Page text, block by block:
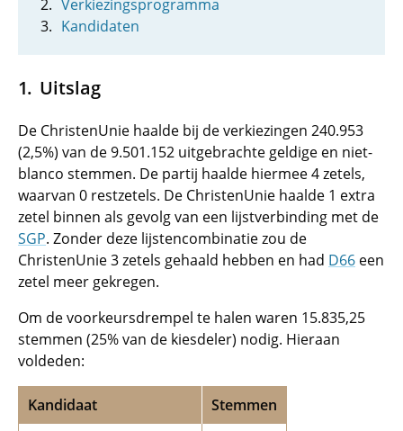
Verkiezingsprogramma
Kandidaten
Uitslag
De ChristenUnie haalde bij de verkiezingen 240.953
(2,5%) van de 9.501.152 uitgebrachte geldige en niet-
blanco stemmen. De partij haalde hiermee 4 zetels,
waarvan 0 restzetels. De ChristenUnie haalde 1 extra
zetel binnen als gevolg van een lijstverbinding met de
SGP. Zonder deze lijstencombinatie zou de
ChristenUnie 3 zetels gehaald hebben en had D66 een
zetel meer gekregen.
Om de voorkeursdrempel te halen waren 15.835,25
stemmen (25% van de kiesdeler) nodig. Hieraan
voldeden:
Kandidaat
Stemmen